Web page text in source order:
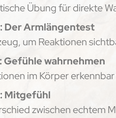
Übung für direkte
Der Armlängentest
um Reaktionen
Gefühle wahrnehmen
im Körper
Mitgefühl
zwischen echtem